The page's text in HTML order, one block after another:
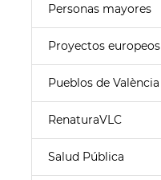
Personas mayores
Proyectos europeos
Pueblos de València
RenaturaVLC
Salud Pública